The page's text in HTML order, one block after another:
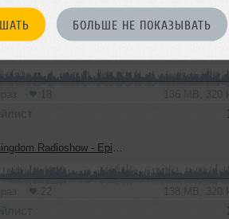
БОЛЬШЕ НЕ ПОКАЗЫВАТЬ
Radioshow - Episode006